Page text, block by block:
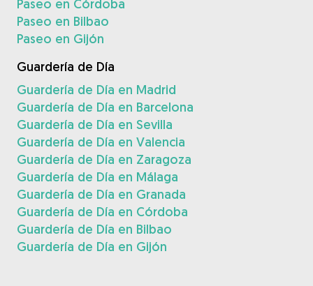
Paseo en Córdoba
Paseo en Bilbao
Paseo en Gijón
Guardería de Día
Guardería de Día en Madrid
Guardería de Día en Barcelona
Guardería de Día en Sevilla
Guardería de Día en Valencia
Guardería de Día en Zaragoza
Guardería de Día en Málaga
Guardería de Día en Granada
Guardería de Día en Córdoba
Guardería de Día en Bilbao
Guardería de Día en Gijón